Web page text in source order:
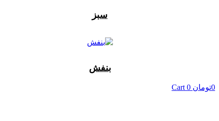
سبز
بنفش
0تومان 0
Cart